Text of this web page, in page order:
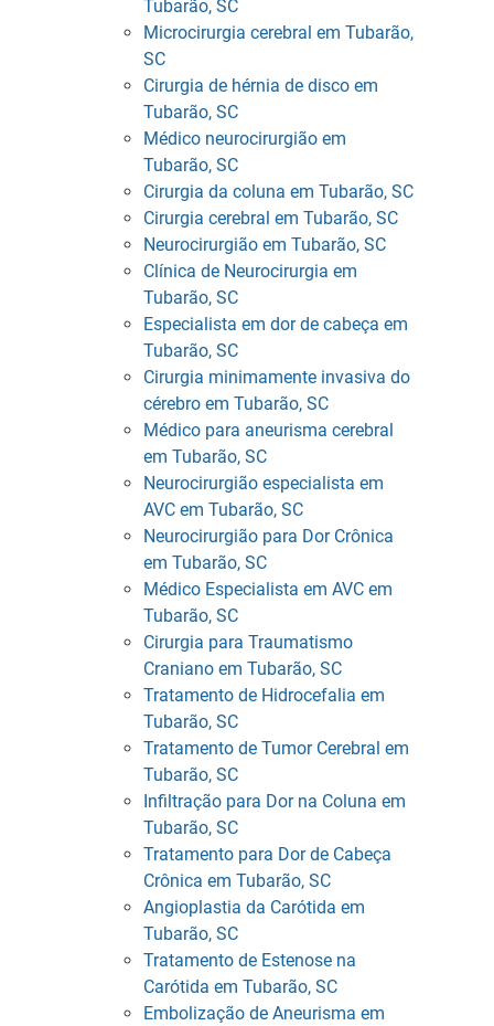
Tubarão, SC
Microcirurgia cerebral em Tubarão,
SC
Cirurgia de hérnia de disco em
Tubarão, SC
Médico neurocirurgião em
Tubarão, SC
Cirurgia da coluna em Tubarão, SC
Cirurgia cerebral em Tubarão, SC
Neurocirurgião em Tubarão, SC
Clínica de Neurocirurgia em
Tubarão, SC
Especialista em dor de cabeça em
Tubarão, SC
Cirurgia minimamente invasiva do
cérebro em Tubarão, SC
Médico para aneurisma cerebral
em Tubarão, SC
Neurocirurgião especialista em
AVC em Tubarão, SC
Neurocirurgião para Dor Crônica
em Tubarão, SC
Médico Especialista em AVC em
Tubarão, SC
Cirurgia para Traumatismo
Craniano em Tubarão, SC
Tratamento de Hidrocefalia em
Tubarão, SC
Tratamento de Tumor Cerebral em
Tubarão, SC
Infiltração para Dor na Coluna em
Tubarão, SC
Tratamento para Dor de Cabeça
Crônica em Tubarão, SC
Angioplastia da Carótida em
Tubarão, SC
Tratamento de Estenose na
Carótida em Tubarão, SC
Embolização de Aneurisma em